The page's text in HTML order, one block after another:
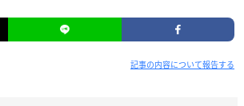
記事の内容について報告する